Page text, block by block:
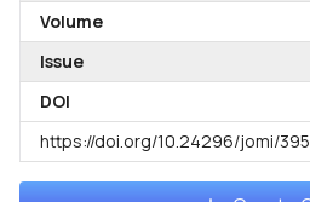
Volume
Issue
DOI
https://doi.org/10.24296/jomi/395